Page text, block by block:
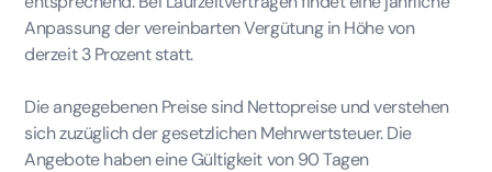
Anpassung der vereinbarten Vergütung in Höhe von
derzeit 3 Prozent statt.
Die angegebenen Preise sind Nettopreise und verstehen
sich zuzüglich der gesetzlichen Mehrwertsteuer. Die
Angebote haben eine Gültigkeit von 90 Tagen